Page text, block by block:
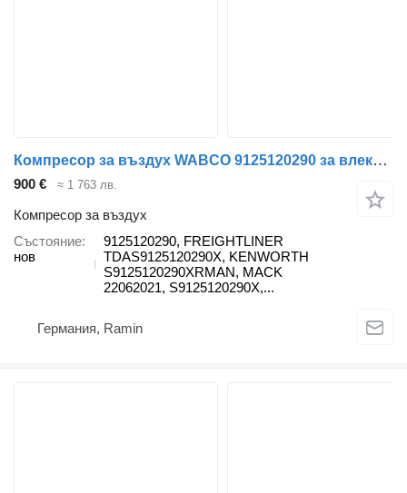
Компресор за въздух WABCO 9125120290 за влекач Volvo
900 € ≈ 1 763 лв.
Компресор за въздух
Състояние
нов
9125120290, FREIGHTLINER
TDAS9125120290X, KENWORTH
S9125120290XRMAN, MACK
22062021, S9125120290X,...
Германия, Ramin